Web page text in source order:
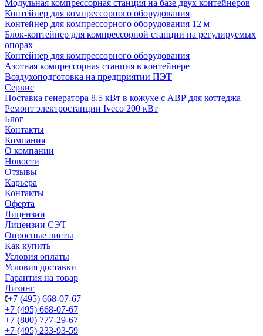
Модульная компрессорная станция на базе двух контейнеров
Контейнер для компрессорного оборудования
Контейнер для компрессорного оборудования 12 м
Блок-контейнер для компрессорной станции на регулируемых
опорах
Контейнер для компрессорного оборудования
Азотная компрессорная станция в контейнере
Воздухоподготовка на предприятии ПЭТ
Сервис
Поставка генератора 8.5 кВт в кожухе с АВР для коттеджа
Ремонт электростанции Iveco 200 кВт
Блог
Контакты
Компания
О компании
Новости
Отзывы
Карьера
Контакты
Оферта
Лицензии
Лицензии СЭТ
Опросные листы
Как купить
Условия оплаты
Условия доставки
Гарантия на товар
Лизинг
+7 (495) 668-07-67
+7 (495) 668-07-67
+7 (800) 777-29-67
+7 (495) 233-93-59